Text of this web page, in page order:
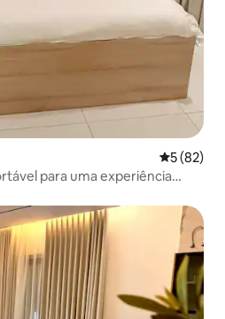
5 de uma
5 (82)
para uma experiência